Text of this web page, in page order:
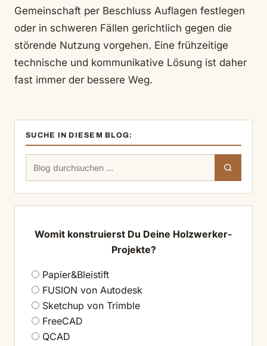
Gemeinschaft per Beschluss Auflagen festlegen
oder in schweren Fällen gerichtlich gegen die
störende Nutzung vorgehen. Eine frühzeitige
technische und kommunikative Lösung ist daher
fast immer der bessere Weg.
SUCHE IN DIESEM BLOG:
Suchen
Womit konstruierst Du Deine Holzwerker-
Projekte?
Papier&Bleistift
FUSION von Autodesk
Sketchup von Trimble
FreeCAD
QCAD